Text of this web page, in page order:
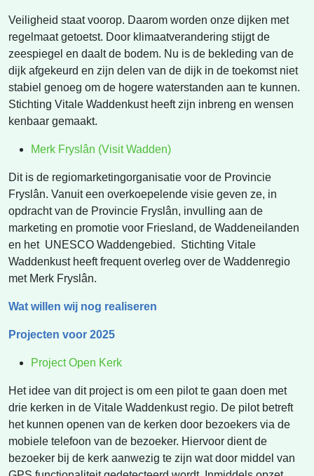
Veiligheid staat voorop. Daarom worden onze dijken met
regelmaat getoetst. Door klimaatverandering stijgt de
zeespiegel en daalt de bodem. Nu is de bekleding van de
dijk afgekeurd en zijn delen van de dijk in de toekomst niet
stabiel genoeg om de hogere waterstanden aan te kunnen.
Stichting Vitale Waddenkust heeft zijn inbreng en wensen
kenbaar gemaakt.
Merk Fryslân (Visit Wadden)
Dit is de regiomarketingorganisatie voor de Provincie
Fryslân. Vanuit een overkoepelende visie geven ze, in
opdracht van de Provincie Fryslân, invulling aan de
marketing en promotie voor Friesland, de Waddeneilanden
en het UNESCO Waddengebied. Stichting Vitale
Waddenkust heeft frequent overleg over de Waddenregio
met Merk Fryslân.
Wat willen wij nog realiseren
Projecten voor 2025
Project Open Kerk
Het idee van dit project is om een pilot te gaan doen met
drie kerken in de Vitale Waddenkust regio. De pilot betreft
het kunnen openen van de kerken door bezoekers via de
mobiele telefoon van de bezoeker. Hiervoor dient de
bezoeker bij de kerk aanwezig te zijn wat door middel van